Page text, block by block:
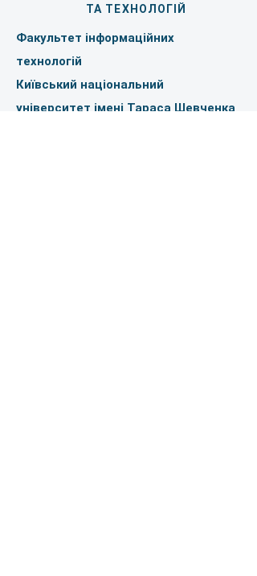
ТА ТЕХНОЛОГІЙ
Факультет інформаційних
технологій
Київський національний
університет імені Тараса Шевченка